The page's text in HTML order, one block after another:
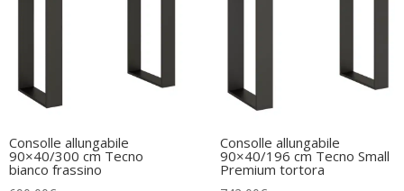
Consolle allungabile
90×40/300 cm Tecno
bianco frassino
Consolle allungabile
90×40/196 cm Tecno Small
Premium tortora